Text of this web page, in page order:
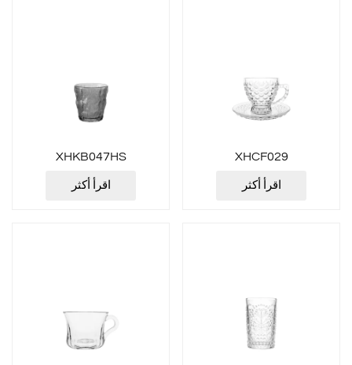
XHKB047HS
اقرأ أكثر
XHCF029
اقرأ أكثر